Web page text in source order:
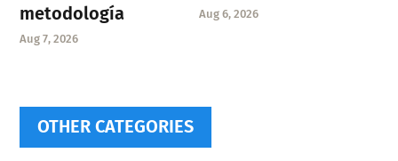
metodología
Aug 7, 2026
Aug 6, 2026
OTHER CATEGORIES